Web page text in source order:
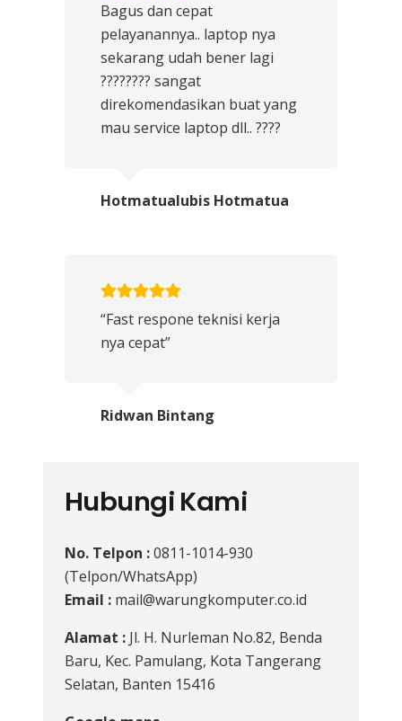
Bagus dan cepat
pelayanannya.. laptop nya
sekarang udah bener lagi
???????? sangat
direkomendasikan buat yang
mau service laptop dll.. ????
Hotmatualubis Hotmatua
“Fast respone teknisi kerja
nya cepat”
Ridwan Bintang
Hubungi Kami
No. Telpon :0811-1014-930
(Telpon/WhatsApp)
Email : mail@warungkomputer.co.id
Alamat : Jl. H. Nurleman No.82, Benda
Baru, Kec. Pamulang, Kota Tangerang
Selatan, Banten 15416